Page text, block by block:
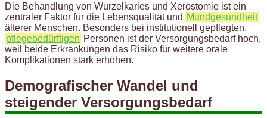
Die Behandlung von Wurzelkaries und Xerostomie ist ein
zentraler Faktor für die Lebensqualität und Mundgesundheit
älterer Menschen. Besonders bei institutionell gepflegten,
pflegebedürftigen Personen ist der Versorgungsbedarf hoch,
weil beide Erkrankungen das Risiko für weitere orale
Komplikationen stark erhöhen.
Demografischer Wandel und
steigender Versorgungsbedarf